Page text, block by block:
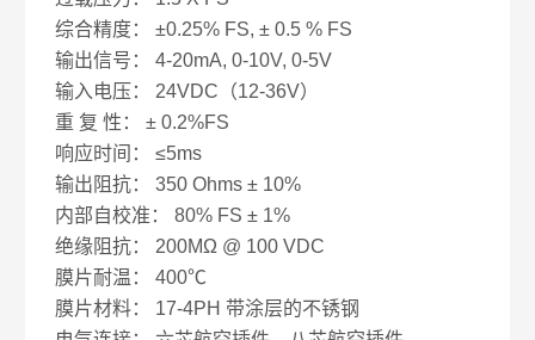
综合精度： ±0.25% FS, ± 0.5 % FS
输出信号： 4-20mA, 0-10V, 0-5V
输入电压： 24VDC（12-36V）
重 复 性： ± 0.2%FS
响应时间： ≤5ms
输出阻抗： 350 Ohms ± 10%
内部自校准： 80% FS ± 1%
绝缘阻抗： 200MΩ @ 100 VDC
膜片耐温： 400℃
膜片材料： 17-4PH 带涂层的不锈钢